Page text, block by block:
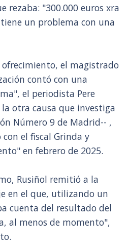
rezaba: "300.000 euros xra
un problema con una
ofrecimiento, el magistrado
contó con una
el periodista Pere
otra causa que investiga
Número 9 de Madrid-- ,
el fiscal Grinda y
en febrero de 2025.
Rusiñol remitió a la
en el que, utilizando un
cuenta del resultado del
al menos de momento",